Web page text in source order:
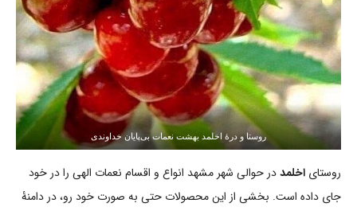
روستا و درۀ اخلمد بهشت نعمات بی‌پایان خداوندی
روستای اخلمددر حوالی شهر مشهد انواع و اقسام نعمات الهی را در خود
جای داده است. بخشی از این محصولات حتی به صورت خود رو، در دامنۀ